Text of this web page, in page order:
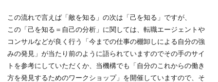
この流れで言えば「敵を知る」の次は「己を知る」ですが、
この「己を知る＝自己の分析」に関しては、転職エージェントや
コンサルなどが良く行う「今までの仕事の棚卸しによる自分の強
みの発見」が当たり前のように語られていますのでその手のサイ
トを参考にしていただくか、当機構でも「自分のこれからの働き
方を発見するためのワークショップ」を開催していますので、そ